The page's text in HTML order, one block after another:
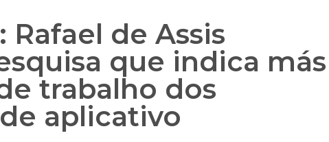
Rafael de Assis
que indica más
trabalho dos
aplicativo